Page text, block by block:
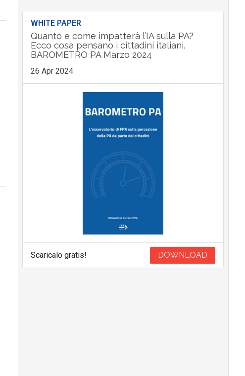
WHITE PAPER
Quanto e come impatterà l’IA sulla PA?
Ecco cosa pensano i cittadini italiani.
BAROMETRO PA Marzo 2024
26 Apr 2024
Scaricalo gratis! DOWNLOAD